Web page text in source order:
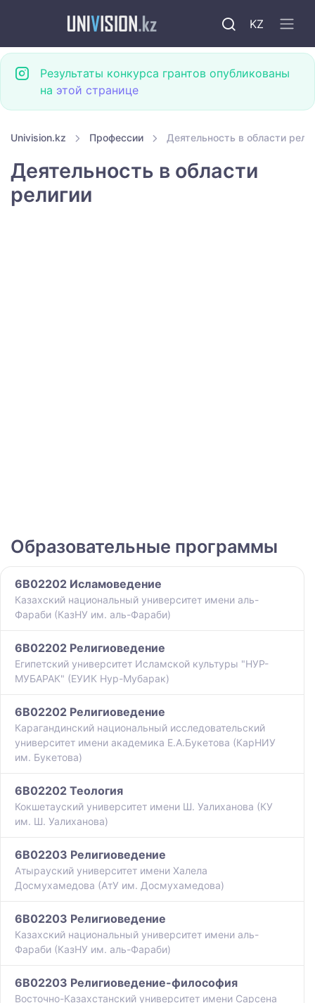
KZ
Результаты конкурса грантов опубликованы
на этой странице
Univision.kz Профессии Деятельность в области
Деятельность в области
религии
Образовательные программы
6B02202 Исламоведение
Казахский национальный университет имени аль-
Фараби (КазНУ им. аль-Фараби)
6B02202 Религиоведение
Египетский университет Исламской культуры "НУР-
МУБАРАК" (ЕУИК Нур-Мубарак)
6B02202 Религиоведение
Карагандинский национальный исследовательский
университет имени академика Е.А.Букетова (КарНИУ
им. Букетова)
6B02202 Теология
Кокшетауский университет имени Ш. Уалиханова (КУ
им. Ш. Уалиханова)
6B02203 Религиоведение
Атырауский университет имени Халела
Досмухамедова (АтУ им. Досмухамедова)
6B02203 Религиоведение
Казахский национальный университет имени аль-
Фараби (КазНУ им. аль-Фараби)
6B02203 Религиоведение-философия
Восточно-Казахстанский университет имени Сарсена